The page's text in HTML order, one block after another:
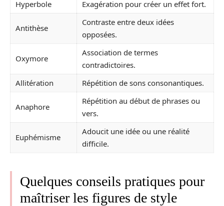
Hyperbole
Exagération pour créer un effet fort.
Antithèse
Contraste entre deux idées
opposées.
Oxymore
Association de termes
contradictoires.
Allitération
Répétition de sons consonantiques.
Anaphore
Répétition au début de phrases ou
vers.
Euphémisme
Adoucit une idée ou une réalité
difficile.
Quelques conseils pratiques pour
maîtriser les figures de style